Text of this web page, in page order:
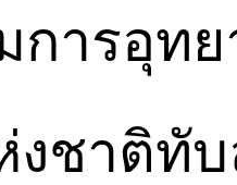
การอุท
งชาติทั